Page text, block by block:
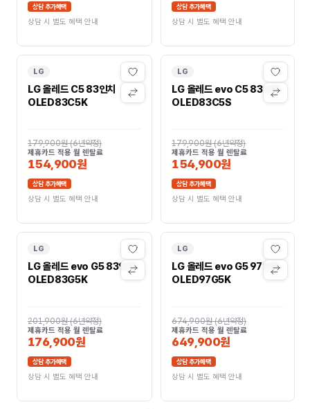
상담 추가혜택
상담 시 별도 혜택 안내
상담 추가혜택
상담 시 별도 혜택 안내
LG
LG 올레드 C5 83인치
OLED83C5K
179,900원(6년약정)
제휴카드 적용 월 렌탈료
154,900원
상담 추가혜택
상담 시 별도 혜택 안내
LG
LG 올레드 evo C5 83인치
OLED83C5S
179,900원(6년약정)
제휴카드 적용 월 렌탈료
154,900원
상담 추가혜택
상담 시 별도 혜택 안내
LG
LG 올레드 evo G5 83인치
OLED83G5K
201,900원(6년약정)
제휴카드 적용 월 렌탈료
176,900원
상담 추가혜택
상담 시 별도 혜택 안내
LG
LG 올레드 evo G5 97인치
OLED97G5K
674,900원(6년약정)
제휴카드 적용 월 렌탈료
649,900원
상담 추가혜택
상담 시 별도 혜택 안내